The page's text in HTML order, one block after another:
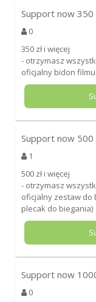
Support now 350
0
350 zł i więcej
- otrzymasz
oficjalny bidon
Support now 500
1
500 zł i więcej
- otrzymasz
oficjalny zestaw do
plecak do biegania)
Support now
0